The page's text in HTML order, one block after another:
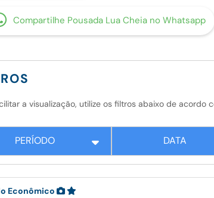
Compartilhe Pousada Lua Cheia no Whatsapp
a visualização, utilize os filtros abaixo de acordo
PERÍODO DATA
Econômico